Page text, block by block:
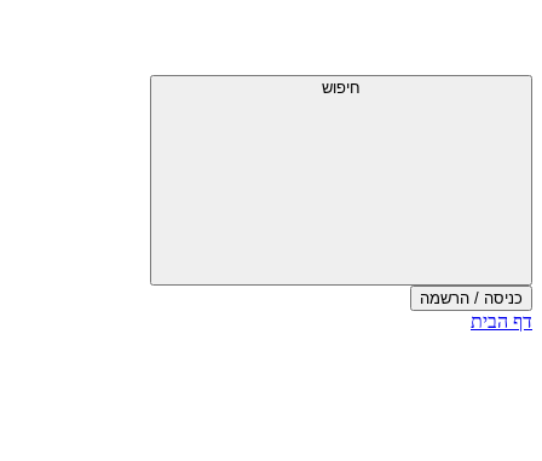
עליון
חיפוש
כניסה / הרשמה
סוף
דף הבית